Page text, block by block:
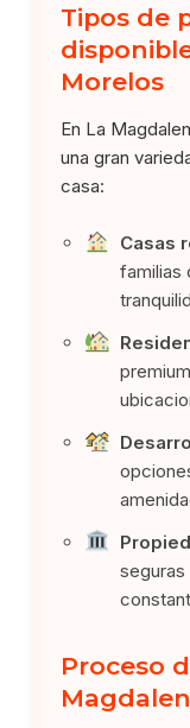
Tipos de
Morelos
En La
una gran
casa:
Casas
familias
Proceso